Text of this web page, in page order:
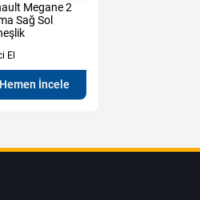
Megane 2
Sağ Sol
El
Hemen İncele